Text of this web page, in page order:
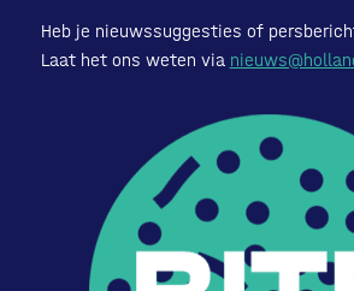
Heb je nieuwssuggesties of
Laat het ons weten via